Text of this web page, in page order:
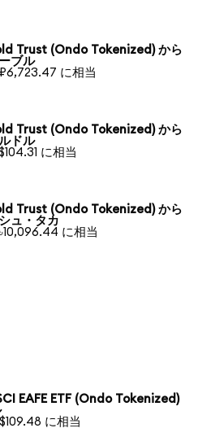
Trust (Ondo Tokenized) から
ブル
に相当
Trust (Ondo Tokenized) から
ドル
に相当
Trust (Ondo Tokenized) から
ュ・タカ
に相当
EAFE ETF (Ondo Tokenized)
に相当